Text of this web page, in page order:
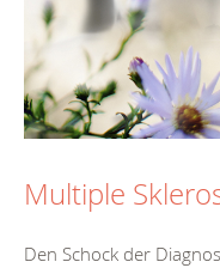
Multiple
Den Schock der